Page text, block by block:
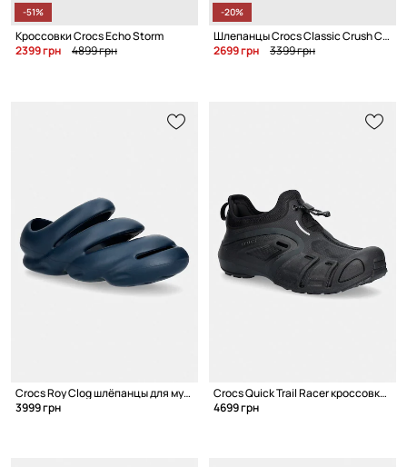
-51%
Кроссовки Crocs Echo Storm
2399 грн
4899 грн
-20%
Шлепанцы Crocs Classic Crush Clog
2699 грн
3399 грн
Crocs Roy Clog шлёпанцы для мужчин
3999 грн
Crocs Quick Trail Racer кроссовки для мужчин
4699 грн